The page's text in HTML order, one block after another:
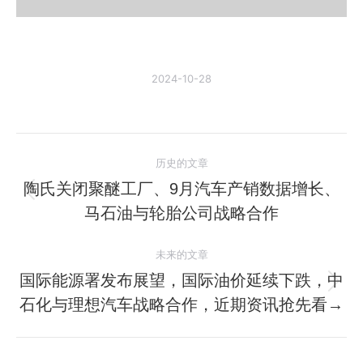
2024-10-28
章
历史的文章
历
史
章：
陶氏关闭聚醚工厂、9月汽车产销数据增长、
马石油与轮胎公司战略合作
未来的文章
未
来
的
国际能源署发布展望，国际油价延续下跌，中
石化与理想汽车战略合作，近期资讯抢先看→